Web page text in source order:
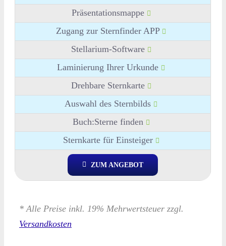
Präsentationsmappe
Zugang zur Sternfinder APP
Stellarium-Software
Laminierung Ihrer Urkunde
Drehbare Sternkarte
Auswahl des Sternbilds
Buch:Sterne finden
Sternkarte für Einsteiger
ZUM ANGEBOT
* Alle Preise inkl. 19% Mehrwertsteuer zzgl.
Versandkosten